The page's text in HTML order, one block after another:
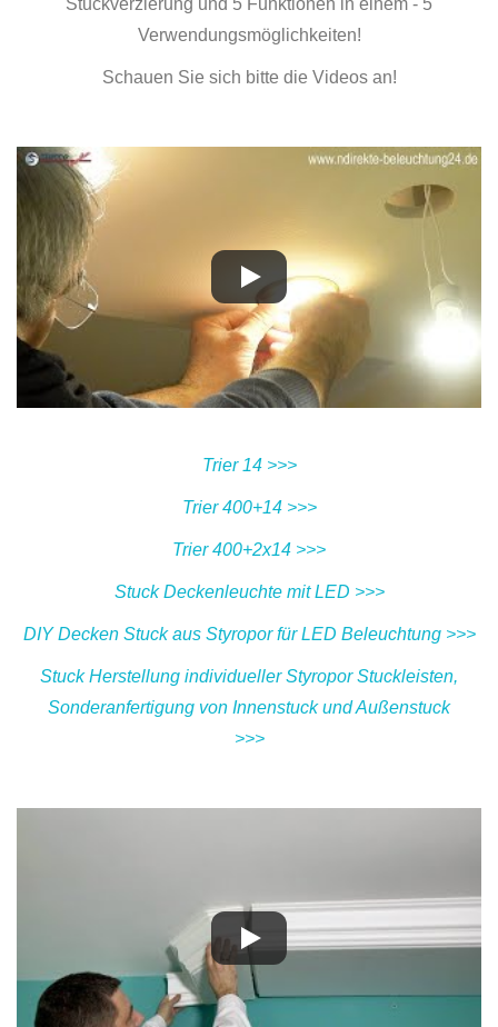
Verwendungsmöglichkeiten!
Schauen Sie sich bitte die Videos an!
Trier 14 >>>
Trier 400+14 >>>
Trier 400+2x14 >>>
Stuck Deckenleuchte mit LED >>>
DIY Decken Stuck aus Styropor für LED Beleuchtung >>>
Stuck Herstellung individueller Styropor Stuckleisten,
Sonderanfertigung von Innenstuck und Außenstuck
>>>